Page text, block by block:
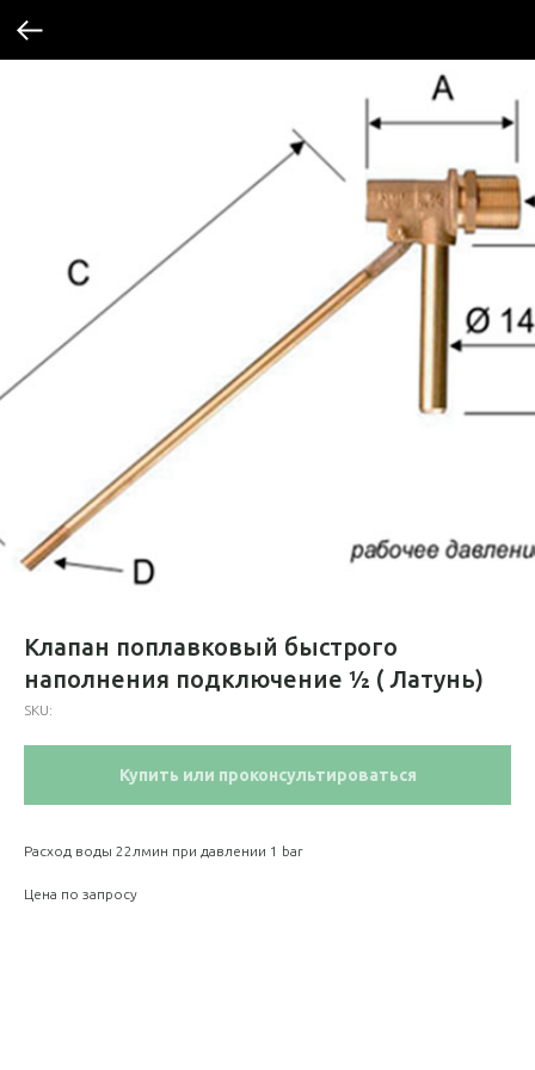
Клапан поплавковый быстрого
наполнения подключение ½ ( Латунь)
SKU:
Купить или проконсультироваться
Расход воды 22лмин при давлении 1 bar
Цена по запросу